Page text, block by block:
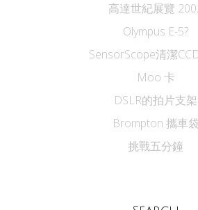
高達世紀展覽
Olympus E-5?
SensorScope清潔
Moo 卡
DSLR的拍片支架
Brompton 攜車袋
挑戰五分鐘